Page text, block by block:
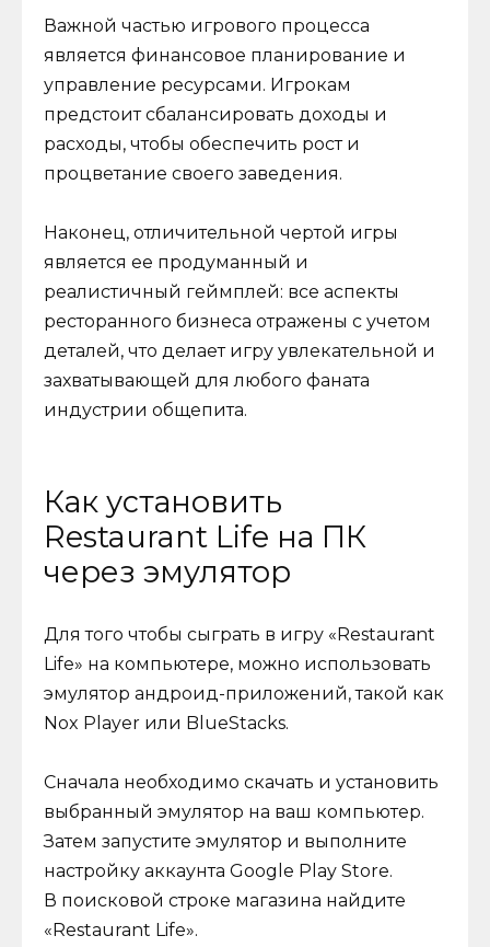
Важной частью игрового процесса
является финансовое планирование и
управление ресурсами. Игрокам
предстоит сбалансировать доходы и
расходы, чтобы обеспечить рост и
процветание своего заведения.
Наконец, отличительной чертой игры
является ее продуманный и
реалистичный геймплей: все аспекты
ресторанного бизнеса отражены с учетом
деталей, что делает игру увлекательной и
захватывающей для любого фаната
индустрии общепита.
Как установить
Restaurant Life на ПК
через эмулятор
Для того чтобы сыграть в игру «Restaurant
Life» на компьютере, можно использовать
эмулятор андроид-приложений, такой как
Nox Player или BlueStacks.
Сначала необходимо скачать и установить
выбранный эмулятор на ваш компьютер.
Затем запустите эмулятор и выполните
настройку аккаунта Google Play Store.
В поисковой строке магазина найдите
«Restaurant Life».